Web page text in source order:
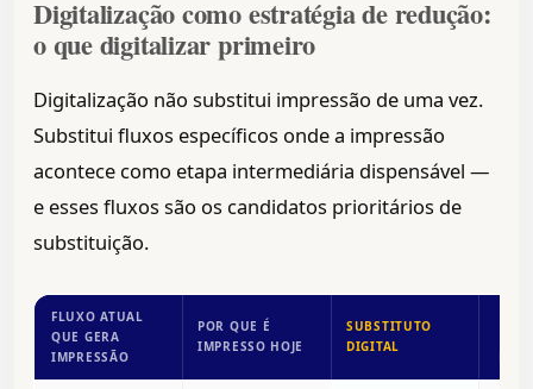
Digitalização como estratégia de redução:
o que digitalizar primeiro
Digitalização não substitui impressão de uma vez.
Substitui fluxos específicos onde a impressão
acontece como etapa intermediária dispensável —
e esses fluxos são os candidatos prioritários de
substituição.
FLUXO ATUAL
QUE GERA
IMPRESSÃO
POR QUE É
IMPRESSO HOJE
SUBSTITUTO
DIGITAL